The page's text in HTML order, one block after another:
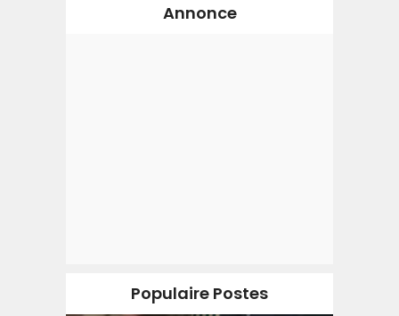
Annonce
Populaire Postes